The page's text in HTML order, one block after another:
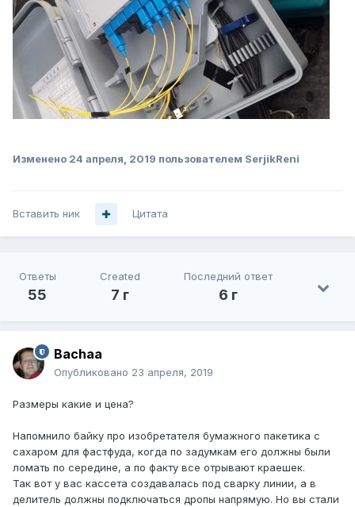
Изменено 24 апреля, 2019 пользователем SerjikReni
Вставить ник Цитата
Ответы
55
Created
7 г
Последний ответ
6 г
Bachaa
Опубликовано 23 апреля, 2019
Размеры какие и цена?
Напомнило байку про изобретателя бумажного пакетика с
сахаром для фастфуда, когда по задумкам его должны были
ломать по середине, а по факту все отрывают краешек.
Так вот у вас кассета создавалась под сварку линии, а в
делитель должны подключаться дропы напрямую. Но вы стали